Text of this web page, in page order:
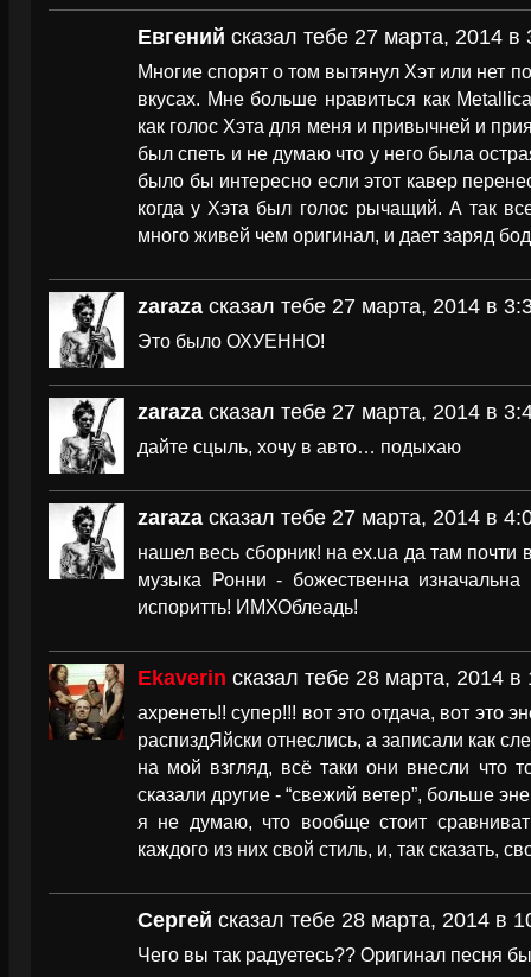
Евгений сказал тебе 27 марта, 2014 в
Многие спорят о том вытянул Хэт или нет
вкусах. Мне больше нравиться как
как голос Хэта для меня и привычней и
был спеть и не думаю что у него была
было бы интересно если этот кавер
когда у Хэта был голос рычащий. А так
много живей чем оригинал, и дает заряд
zaraza сказал тебе 27 марта, 2014 в
Это было ОХУЕННО!
zaraza сказал тебе 27 марта, 2014 в
дайте сцыль, хочу в авто… подыхаю
zaraza сказал тебе 27 марта, 2014 в
нашел весь сборник! на ех.ua да там почти
музыка Ронни - божественна
испоритть! ИМХОблеадь!
Ekaverin сказал тебе 28 марта, 2014 в
ахренеть!! супер!!! вот это отдача, вот это
распиздЯйски отнеслись, а записали как
на мой взгляд, всё таки они внесли что
сказали другие - “свежий ветер”, больше
я не думаю, что вообще стоит
каждого из них свой стиль, и, так сказать,
Сергей сказал тебе 28 марта, 2014 в
Чего вы так радуетесь?? Оригинал песня